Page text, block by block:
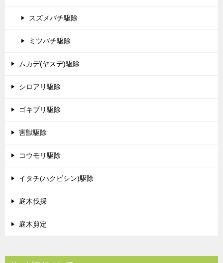
スズメバチ駆除
ミツバチ駆除
ムカデ(ヤスデ)駆除
シロアリ駆除
ゴキブリ駆除
害獣駆除
コウモリ駆除
イタチ(ハクビシン)駆除
庭木伐採
庭木剪定